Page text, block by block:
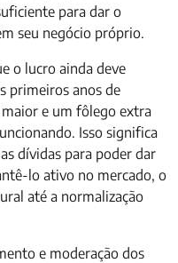
para dar o
seu negócio próprio.
o lucro ainda deve
primeiros anos de
e um fôlego extra
Isso significa
dívidas para poder dar
lo ativo no mercado, o
até a normalização
e moderação dos